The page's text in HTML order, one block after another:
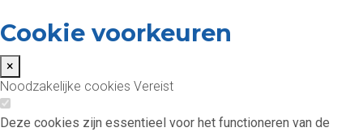
Cookie voorkeuren
×
Noodzakelijke cookies Vereist
Deze cookies zijn essentieel voor het functioneren van de